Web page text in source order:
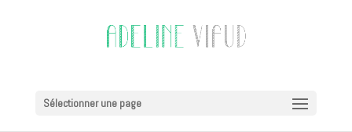
Sélectionner une page